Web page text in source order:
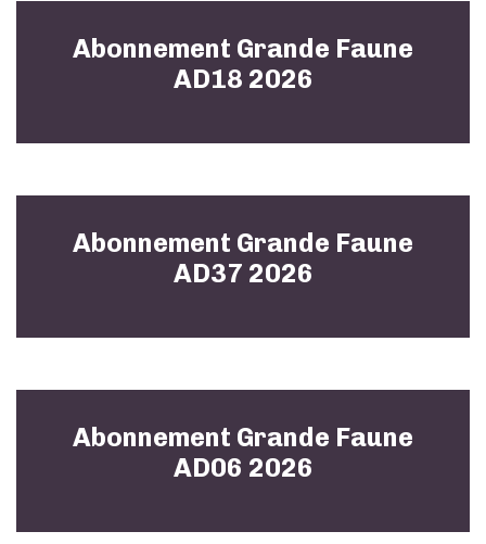
Abonnement Grande Faune
AD18 2026
Abonnement Grande Faune
AD37 2026
Abonnement Grande Faune
AD06 2026